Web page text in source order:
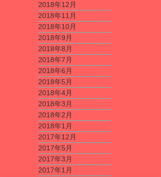
2018年12月
2018年11月
2018年10月
2018年9月
2018年8月
2018年7月
2018年6月
2018年5月
2018年4月
2018年3月
2018年2月
2018年1月
2017年12月
2017年5月
2017年3月
2017年1月